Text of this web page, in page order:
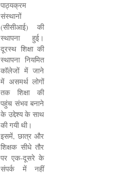
पाठ्यक्रम
संस्थानों
(सीसीआई) की
स्थापना हुई।
दूरस्थ शिक्षा की
स्थापना नियमित
कॉलेजों में जाने
में असमर्थ लोगों
तक शिक्षा की
पहुंच संभव बनाने
के उद्देश्य के साथ
की गयी थी।
इसमें, छात्र और
शिक्षक सीधे तौर
पर एक-दूसरे के
संपर्क में नहीं